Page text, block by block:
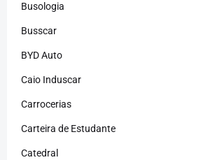
Busologia
Busscar
BYD Auto
Caio Induscar
Carrocerias
Carteira de Estudante
Catedral